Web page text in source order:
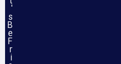
'
s
B
e
F
r
i